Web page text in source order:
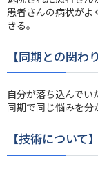
患者さんの病状がよ
きる。
【同期との関わり
自分が落ち込んでい
同期で同じ悩みを分
【技術について】